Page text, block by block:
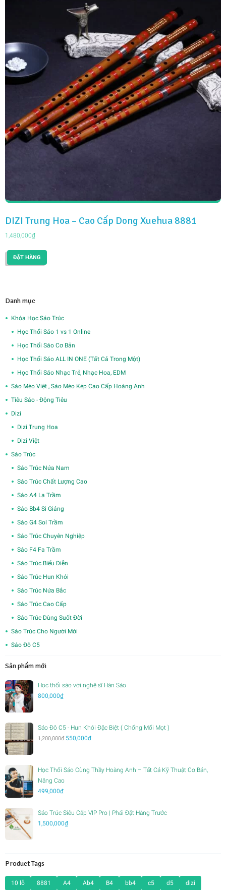
DIZI Trung Hoa – Cao Cấp Dong Xuehua 8881
1,480,000₫
ĐẶT HÀNG
Danh mục
Khóa Học Sáo Trúc
Học Thổi Sáo 1 vs 1 Online
Học Thổi Sáo Cơ Bản
Học Thổi Sáo ALL IN ONE (Tất Cả Trong Một)
Học Thổi Sáo Nhạc Trẻ, Nhạc Hoa, EDM
Sáo Mèo Việt , Sáo Mèo Kép Cao Cấp Hoàng Anh
Tiêu Sáo - Động Tiêu
Dizi
Dizi Trung Hoa
Dizi Việt
Sáo Trúc
Sáo Trúc Nứa Nam
Sáo Trúc Chất Lượng Cao
Sáo A4 La Trầm
Sáo Bb4 Si Giáng
Sáo G4 Sol Trầm
Sáo Trúc Chuyên Nghiệp
Sáo F4 Fa Trầm
Sáo Trúc Biểu Diễn
Sáo Trúc Hun Khói
Sáo Trúc Nứa Bắc
Sáo Trúc Cao Cấp
Sáo Trúc Dùng Suốt Đời
Sáo Trúc Cho Người Mới
Sáo Đô C5
Sản phẩm mới
Học thổi sáo với nghệ sĩ Hán Sáo
800,000₫
Sáo Đô C5 - Hun Khói Đặc Biệt ( Chống Mối Mọt )
1,200,000₫ Giá
1,200,000₫.
550,000₫Giá
là:
Học Thổi Sáo Cùng Thầy Hoàng Anh – Tất Cả Kỹ Thuật Cơ Bản,
Nâng Cao
499,000₫
Sáo Trúc Siêu Cấp VIP Pro | Phải Đặt Hàng Trước
1,500,000₫
Product Tags
10 lỗ 8881 A4 Ab4 B4 bb4 c5 d5 dizi